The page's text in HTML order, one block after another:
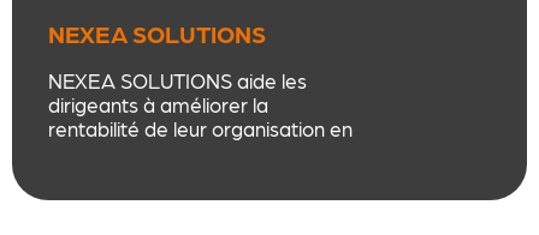
NEXEA SOLUTIONS
NEXEA SOLUTIONS aide les
dirigeants à améliorer la
rentabilité de leur organisation en
les dépenses et les processus.